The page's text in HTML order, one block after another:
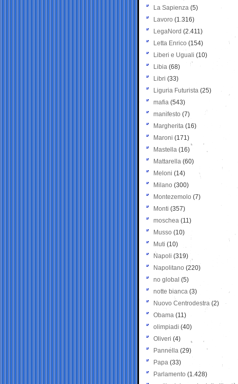
La Sapienza (5)
Lavoro (1.316)
LegaNord (2.411)
Letta Enrico (154)
Liberi e Uguali (10)
Libia (68)
Libri (33)
Liguria Futurista (25)
mafia (543)
manifesto (7)
Margherita (16)
Maroni (171)
Mastella (16)
Mattarella (60)
Meloni (14)
Milano (300)
Montezemolo (7)
Monti (357)
moschea (11)
Musso (10)
Muti (10)
Napoli (319)
Napolitano (220)
no global (5)
notte bianca (3)
Nuovo Centrodestra (2)
Obama (11)
olimpiadi (40)
Oliveri (4)
Pannella (29)
Papa (33)
Parlamento (1.428)